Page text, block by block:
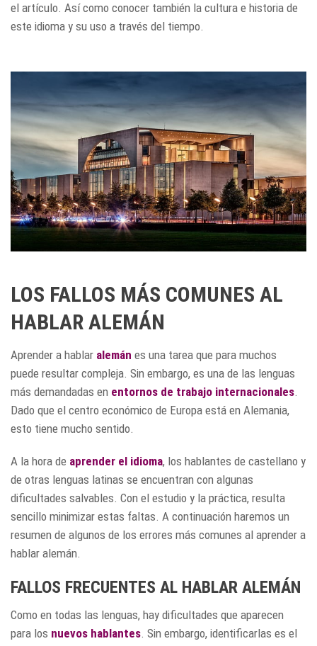
el artículo. Así como conocer también la cultura e historia de
este idioma y su uso a través del tiempo.
LOS FALLOS MÁS COMUNES AL
HABLAR ALEMÁN
Aprender a hablar alemán es una tarea que para muchos
puede resultar compleja. Sin embargo, es una de las lenguas
más demandadas en entornos de trabajo internacionales.
Dado que el centro económico de Europa está en Alemania,
esto tiene mucho sentido.
A la hora de aprender el idioma, los hablantes de castellano y
de otras lenguas latinas se encuentran con algunas
dificultades salvables. Con el estudio y la práctica, resulta
sencillo minimizar estas faltas. A continuación haremos un
resumen de algunos de los errores más comunes al aprender a
hablar alemán.
FALLOS FRECUENTES AL HABLAR ALEMÁN
Como en todas las lenguas, hay dificultades que aparecen
para los nuevos hablantes. Sin embargo, identificarlas es el